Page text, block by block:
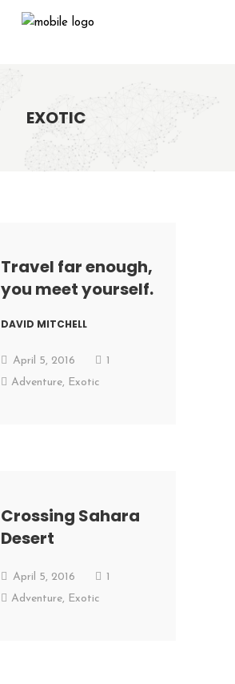
EXOTIC
Travel far enough,
you meet yourself.
DAVID MITCHELL
April 5, 2016
1
Adventure, Exotic
Crossing Sahara
Desert
April 5, 2016
1
Adventure, Exotic